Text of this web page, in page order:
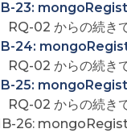
23:
RQ-02 からの続き
24:
RQ-02 からの続き
25:
RQ-02 からの続き
26: